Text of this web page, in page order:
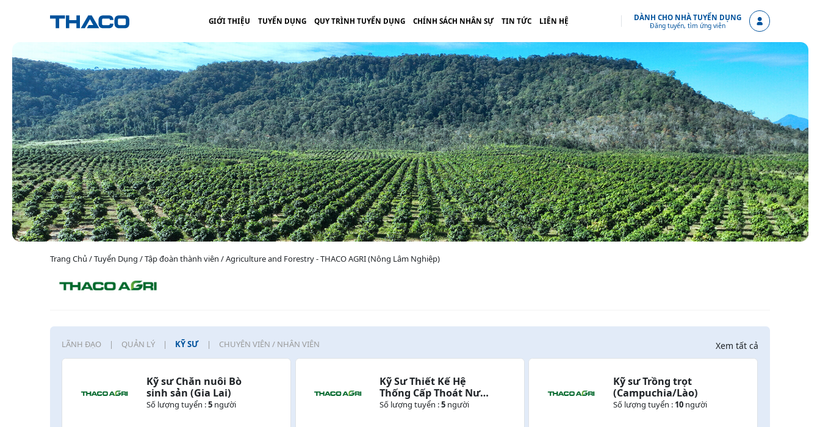
GIỚI THIỆU TUYỂN DỤNG QUY TRÌNH TUYỂN DỤNG CHÍNH SÁCH NHÂN SỰ TIN TỨC LIÊN HỆ DÀNH CHO NHÀ TUYỂN DỤNG
Đăng tuyển, tìm ứng viên
Trang Chủ / Tuyển Dụng / Tập đoàn thành viên / Agriculture and Forestry - THACO AGRI (Nông Lâm Nghiệp)
LÃNH ĐẠO QUẢN LÝ KỸ SƯ CHUYÊN VIÊN / NHÂN VIÊN Xem tất cả
Kỹ sư Chăn nuôi Bò
sinh sản (Gia Lai)
Số lượng tuyển :5người
Kỹ Sư Thiết Kế Hệ
Thống Cấp Thoát Nước
(Gia Lai)
Số lượng tuyển :5 người
Kỹ sư Trồng trọt
(Campuchia/Lào)
Số lượng tuyển : 10người